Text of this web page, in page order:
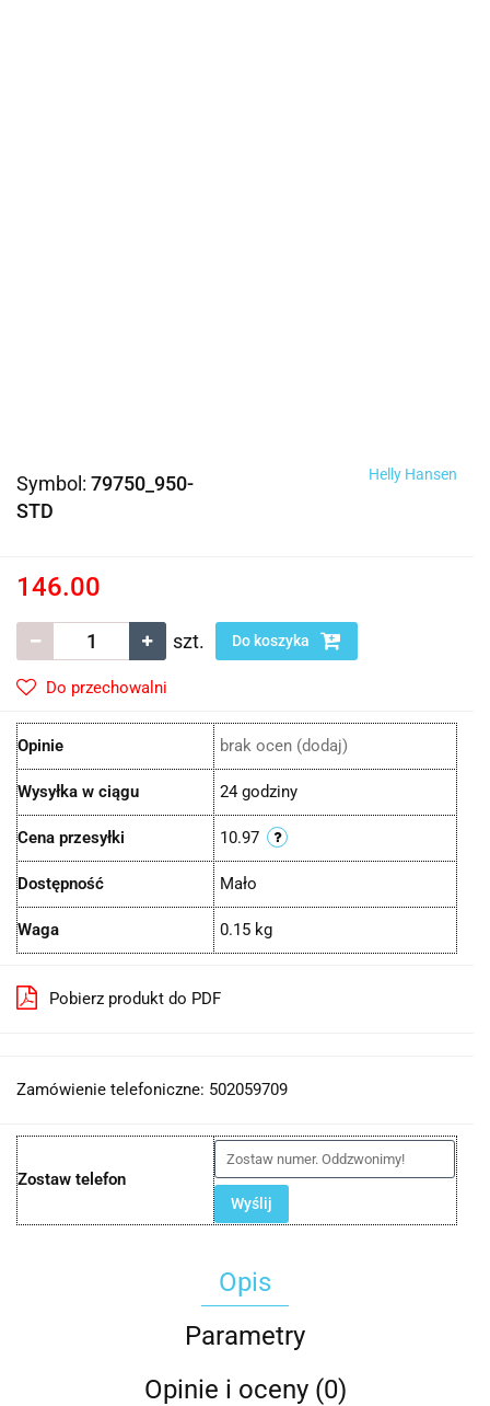
Symbol: 79750_950-
STD
Helly Hansen
146.00
szt. Do koszyka
Do przechowalni
Opinie brak ocen (dodaj)
Wysyłka w ciągu 24 godziny
Cena przesyłki 10.97
Dostępność Mało
Waga 0.15 kg
Pobierz produkt do PDF
Zamówienie telefoniczne: 502059709
Zostaw telefon
Wyślij
Opis
Parametry
Opinie i oceny (0)